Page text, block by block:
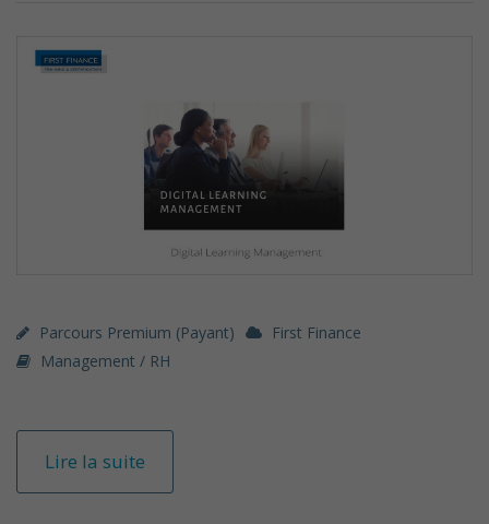
Parcours Premium (payant)
First Finance
Management / RH
Lire la suite